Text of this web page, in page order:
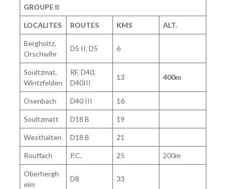
GROUPE II
LOCALITES ROUTES KMS ALT.
Bergholtz,
Orschwihr
D5 II, D5 6
Soultzmat,
Wintzfelden
RF, D40,
D40III
13 400m
Osenbach D40 III 16
Soultzmatt D18 B 19
Westhalten D18 B 21
Rouffach P.C. 25 200m
Oberhergh
eim
D8 33